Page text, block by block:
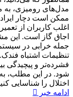
مدل‌های رومیزی، به
ممکن است دچار
اغلب کاربران از
اجاق گاز است. این
جمله خرابی در
تنظیمات اشتباه
فشرده‌تر و پیچیدگی
شود. در این مطلب،
اختلال را شناسایی
ادامه خبر